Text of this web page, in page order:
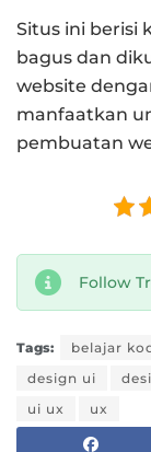
Situs ini berisi
bagus dan
website
manfaatkan
pembuatan
Follow
Tags: belajar
design ui
ui ux
ux